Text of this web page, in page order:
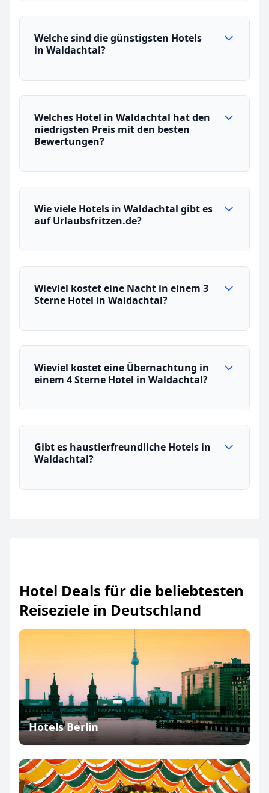
Welche sind die günstigsten Hotels
in Waldachtal?
Welches Hotel in Waldachtal hat den
niedrigsten Preis mit den besten
Bewertungen?
Wie viele Hotels in Waldachtal gibt es
auf Urlaubsfritzen.de?
Wieviel kostet eine Nacht in einem 3
Sterne Hotel in Waldachtal?
Wieviel kostet eine Übernachtung in
einem 4 Sterne Hotel in Waldachtal?
Gibt es haustierfreundliche Hotels in
Waldachtal?
Hotel Deals für die beliebtesten
Reiseziele in Deutschland
Hotels Berlin